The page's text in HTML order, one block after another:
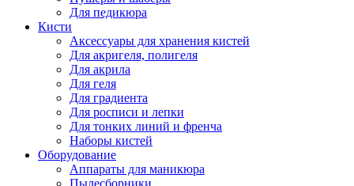
Для педикюра
Кисти
Аксессуары для хранения кистей
Для акригеля, полигеля
Для акрила
Для геля
Для градиента
Для росписи и лепки
Для тонких линий и френча
Наборы кистей
Оборудование
Аппараты для маникюра
Пылесборники